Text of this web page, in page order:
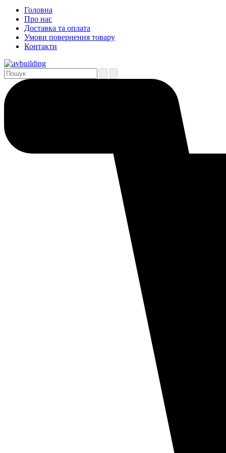
Головна
Про нас
Доставка та оплата
Умови повернення товару
Контакти